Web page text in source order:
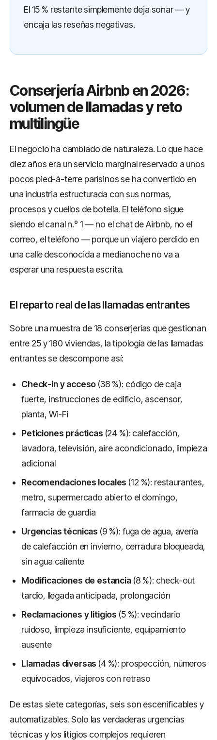
El 15 % restante simplemente deja sonar — y
encaja las reseñas negativas.
Conserjería Airbnb en 2026:
volumen de llamadas y reto
multilingüe
El negocio ha cambiado de naturaleza. Lo que hace
diez años era un servicio marginal reservado a unos
pocos pied-à-terre parisinos se ha convertido en
una industria estructurada con sus normas,
procesos y cuellos de botella. El teléfono sigue
siendo el canal n.º 1 — no el chat de Airbnb, no el
correo, el teléfono — porque un viajero perdido en
una calle desconocida a medianoche no va a
esperar una respuesta escrita.
El reparto real de las llamadas entrantes
Sobre una muestra de 18 conserjerías que gestionan
entre 25 y 180 viviendas, la tipología de las llamadas
entrantes se descompone así:
Check-in y acceso (38 %): código de caja
fuerte, instrucciones de edificio, ascensor,
planta, Wi-Fi
Peticiones prácticas (24 %): calefacción,
lavadora, televisión, aire acondicionado, limpieza
adicional
Recomendaciones locales (12 %): restaurantes,
metro, supermercado abierto el domingo,
farmacia de guardia
Urgencias técnicas (9 %): fuga de agua, avería
de calefacción en invierno, cerradura bloqueada,
sin agua caliente
Modificaciones de estancia(8 %): check-out
tardío, llegada anticipada, prolongación
Reclamaciones y litigios (5 %): vecindario
ruidoso, limpieza insuficiente, equipamiento
ausente
Llamadas diversas (4 %): prospección, números
equivocados, viajeros con retraso
De estas siete categorías, seis son escenificables y
automatizables. Solo las verdaderas urgencias
técnicas y los litigios complejos requieren